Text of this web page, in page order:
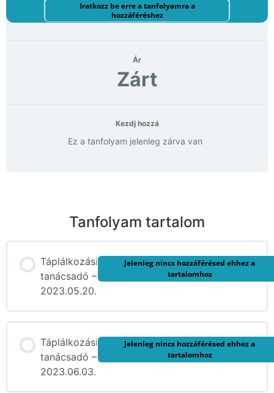
Iratkozz be erre a tanfolyamra a
hozzáféréshez
Ár
Zárt
Kezdj hozzá
Ez a tanfolyam jelenleg zárva van
Tanfolyam tartalom
Táplálkozási
tanácsadó –
2023.05.20.
Jelenleg nincs hozzáférésed ehhez a
tartalomhoz
Táplálkozási
tanácsadó –
2023.06.03.
Jelenleg nincs hozzáférésed ehhez a
tartalomhoz